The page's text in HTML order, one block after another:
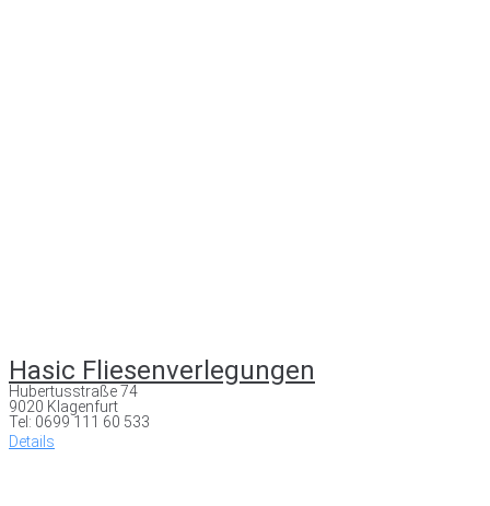
Hasic Fliesenverlegungen
Hubertusstraße 74
9020 Klagenfurt
Tel: 0699 111 60 533
Details